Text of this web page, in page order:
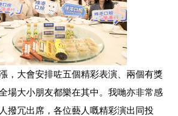
，大會安排咗五個精彩表演、兩個有獎
場大小朋友都樂在其中。我哋亦非常感
撥冗出席，各位藝人嘅精彩演出同投